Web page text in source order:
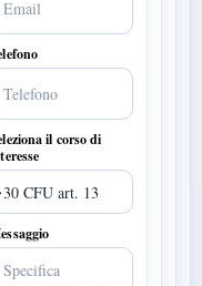
il corso di